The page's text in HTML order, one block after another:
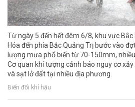
Từ ngày 5 đến hết đêm 6/8, khu vực
Hóa đến phía Bắc Quảng Trị bước vào
lượng mưa phổ biến từ 70-150mm,
Cơ quan khí tượng cảnh báo nguy cơ
và sạt lở đất tại nhiều địa phương.
Biến đổi khí hậu